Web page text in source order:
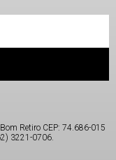
Retiro CEP: 74.686-015
3221-0706.